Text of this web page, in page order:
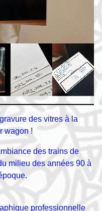
des vitres à la
wagon !
des trains de
milieu des années 90 à
professionnelle